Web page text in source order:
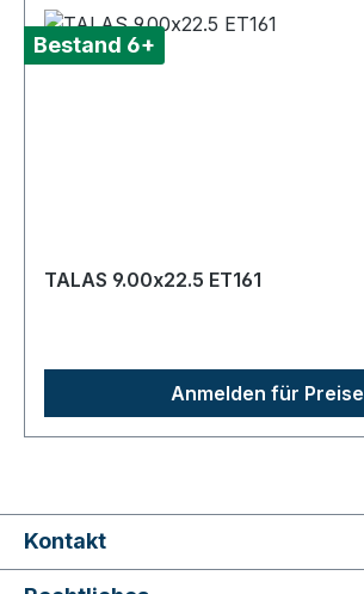
Bestand 6+
TALAS 9.00x22.5 ET161
Anmelden für Preise
Kontakt